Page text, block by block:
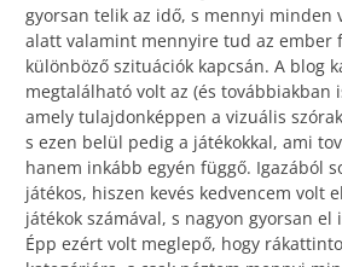
gyorsan telik az idő, s mennyi minden
alatt valamint mennyire tud az ember
különböző szituációk kapcsán. A blog
megtalálható volt az (és továbbiakban
amely tulajdonképpen a vizuális
s ezen belül pedig a játékokkal, ami
hanem inkább egyén függő. Igazából
játékos, hiszen kevés kedvencem volt
játékok számával, s nagyon gyorsan
Épp ezért volt meglepő, hogy